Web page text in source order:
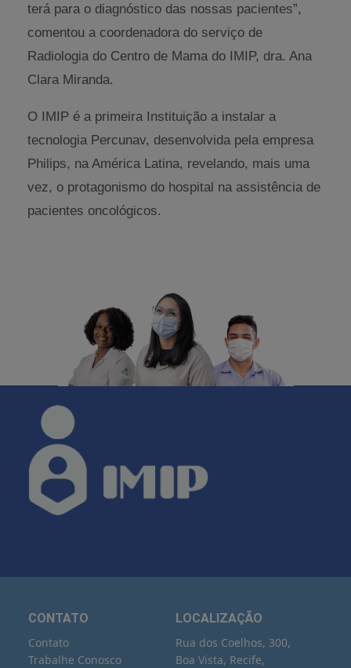
terá para o diagnóstico das nossas pacientes”,
comentou a coordenadora do serviço de
Radiologia do Centro de Mama do IMIP, dra. Ana
Clara Miranda.
O IMIP é a primeira Instituição a instalar a
tecnologia Percunav, desenvolvida pela empresa
Philips, na América Latina, revelando, mais uma
vez, o protagonismo do hospital na assistência de
pacientes oncológicos.
CONTATO
Contato
Trabalhe Conosco
LOCALIZAÇÃO
Rua dos Coelhos, 300,
Boa Vista, Recife,